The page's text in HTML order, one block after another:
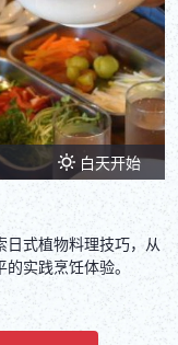
白天开始
式植物料理技巧，从
实践烹饪体验。